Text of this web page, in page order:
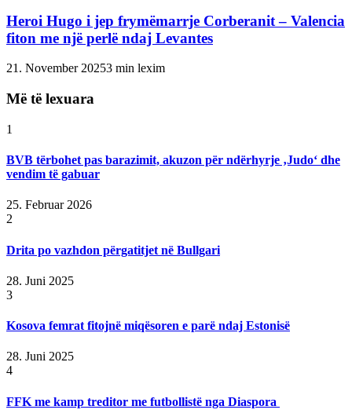
Heroi Hugo i jep frymëmarrje Corberanit – Valencia
fiton me një perlë ndaj Levantes
21. November 20253 min lexim
Më të lexuara
1
BVB tërbohet pas barazimit, akuzon për ndërhyrje ‚Judo‘ dhe
vendim të gabuar
25. Februar 2026
2
Drita po vazhdon përgatitjet në Bullgari
28. Juni 2025
3
Kosova femrat fitojnë miqësoren e parë ndaj Estonisë
28. Juni 2025
4
FFK me kamp treditor me futbollistë nga Diaspora